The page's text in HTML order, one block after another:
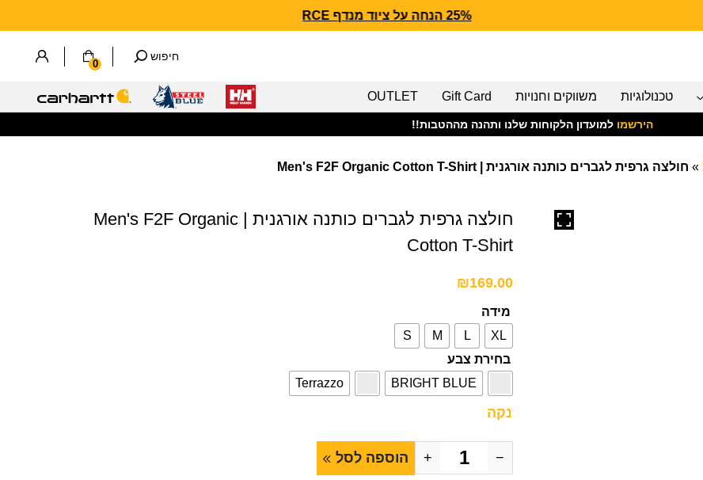
25% הנחה על ציוד מנדף CARHARTT FORCE
חיפוש
0
טכנולוגיות משווקים וחנויות Gift Card
OUTLET
הירשמו למועדון הלקוחות שלנו ותהנה מההטבות!!
» חולצה גרפית לגברים כותנה אורגנית | Men's F2F Organic Cotton T-Shirt
חולצה גרפית לגברים כותנה אורגנית | Men's F2F Organic
Cotton T-Shirt
₪169.00
מידה
XL
L
M
S
בחירת צבע
BRIGHT BLUE
Terrazzo
נקה
−
+ הוספה לסל